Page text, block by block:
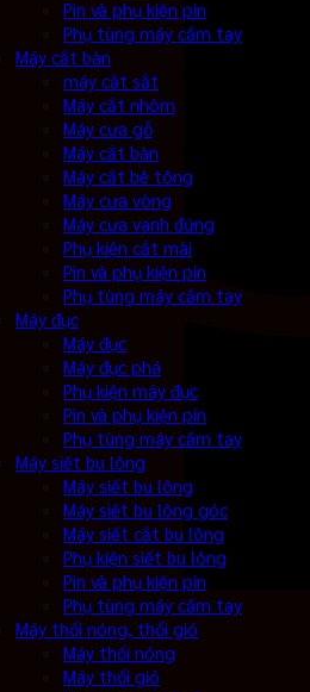
Pin và phụ kiện pin
Phụ tùng máy cầm tay
Máy cắt bàn
máy cắt sắt
Máy cắt nhôm
Máy cưa gỗ
Máy cắt bàn
Máy cắt bê tông
Máy cưa vòng
Máy cưa vanh đứng
Phụ kiện cắt mài
Pin và phụ kiện pin
Phụ tùng máy cầm tay
Máy đục
Máy đục
Máy đục phá
Phụ kiện máy đục
Pin và phụ kiện pin
Phụ tùng máy cầm tay
Máy siết bu lông
Máy siết bu lông
Máy siết bu lông góc
Máy siết cắt bu lông
Phụ kiện siết bu lông
Pin và phụ kiện pin
Phụ tùng máy cầm tay
Máy thổi nóng, thổi gió
Máy thổi nóng
Máy thổi gió